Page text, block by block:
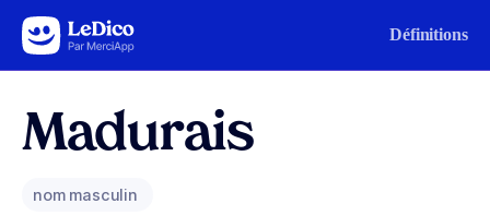
Aller au contenu Définitions
Madurais
nom masculin